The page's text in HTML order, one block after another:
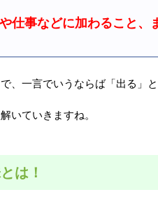
仕事などに加わること、
、一言でいうならば「出る」
いていきますね。
は！